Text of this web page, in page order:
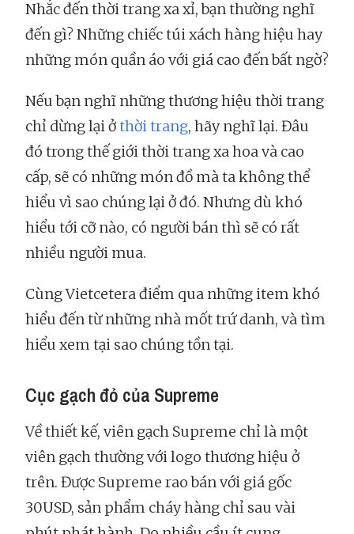
Nhắc đến thời trang xa xỉ, bạn thường nghĩ
đến gì? Những chiếc túi xách hàng hiệu hay
những món quần áo với giá cao đến bất ngờ?
Nếu bạn nghĩ những thương hiệu thời trang
chỉ dừng lại ởthời trang, hãy nghĩ lại. Đâu
đó trong thế giới thời trang xa hoa và cao
cấp, sẽ có những món đồ mà ta không thể
hiểu vì sao chúng lại ở đó. Nhưng dù khó
hiểu tới cỡ nào, có người bán thì sẽ có rất
nhiều người mua.
Cùng Vietcetera điểm qua những item khó
hiểu đến từ những nhà mốt trứ danh, và tìm
hiểu xem tại sao chúng tồn tại.
Cục gạch đỏ của Supreme
Về thiết kế, viên gạch Supreme chỉ là một
viên gạch thường với logo thương hiệu ở
trên. Được Supreme rao bán với giá gốc
30USD, sản phẩm cháy hàng chỉ sau vài